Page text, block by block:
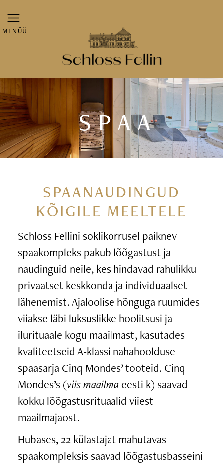
MENÜÜ
SPAA
SPAANAUDINGUD
KÕIGILE MEELTELE
Schloss Fellini soklikorrusel paiknev
spaakompleks pakub lõõgastust ja
naudinguid neile, kes hindavad rahulikku
privaatset keskkonda ja individuaalset
lähenemist. Ajaloolise hõnguga ruumides
viiakse läbi luksuslikke hoolitsusi ja
ilurituaale kogu maailmast, kasutades
kvaliteetseid A-klassi nahahoolduse
spaasarja Cinq Mondes’ tooteid. Cinq
Mondes’s (viis maailma eesti k) saavad
kokku lõõgastusrituaalid viiest
maailmajaost.
Hubases, 22 külastajat mahutavas
spaakompleksis saavad lõõgastusbasseini